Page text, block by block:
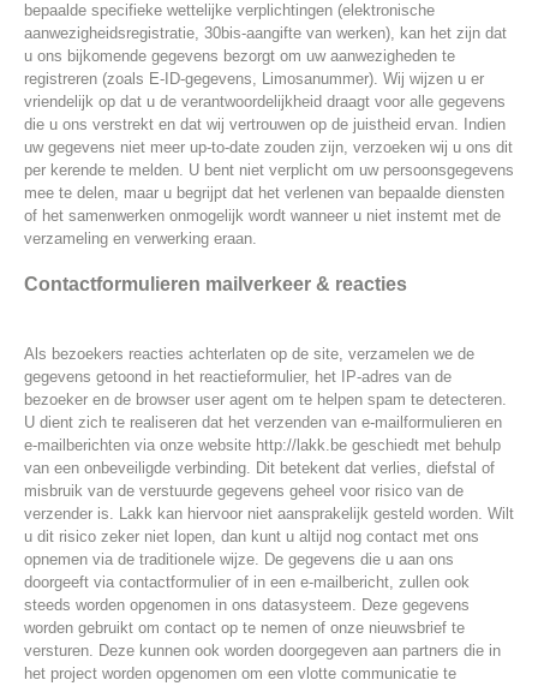
bepaalde specifieke wettelijke verplichtingen (elektronische
aanwezigheidsregistratie, 30bis-aangifte van werken), kan het zijn dat
u ons bijkomende gegevens bezorgt om uw aanwezigheden te
registreren (zoals E-ID-gegevens, Limosanummer). Wij wijzen u er
vriendelijk op dat u de verantwoordelijkheid draagt voor alle gegevens
die u ons verstrekt en dat wij vertrouwen op de juistheid ervan. Indien
uw gegevens niet meer up-to-date zouden zijn, verzoeken wij u ons dit
per kerende te melden. U bent niet verplicht om uw persoonsgegevens
mee te delen, maar u begrijpt dat het verlenen van bepaalde diensten
of het samenwerken onmogelijk wordt wanneer u niet instemt met de
verzameling en verwerking eraan.
Contactformulieren mailverkeer & reacties
Als bezoekers reacties achterlaten op de site, verzamelen we de
gegevens getoond in het reactieformulier, het IP-adres van de
bezoeker en de browser user agent om te helpen spam te detecteren.
U dient zich te realiseren dat het verzenden van e-mailformulieren en
e-mailberichten via onze website http://lakk.be geschiedt met behulp
van een onbeveiligde verbinding. Dit betekent dat verlies, diefstal of
misbruik van de verstuurde gegevens geheel voor risico van de
verzender is. Lakk kan hiervoor niet aansprakelijk gesteld worden. Wilt
u dit risico zeker niet lopen, dan kunt u altijd nog contact met ons
opnemen via de traditionele wijze. De gegevens die u aan ons
doorgeeft via contactformulier of in een e-mailbericht, zullen ook
steeds worden opgenomen in ons datasysteem. Deze gegevens
worden gebruikt om contact op te nemen of onze nieuwsbrief te
versturen. Deze kunnen ook worden doorgegeven aan partners die in
het project worden opgenomen om een vlotte communicatie te